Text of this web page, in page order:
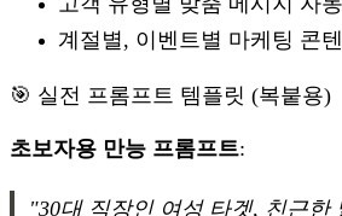
계절별, 이벤트별 마케팅 콘
🎯 실전 프롬프트 템플릿 (복붙용)
초보자용 만능 프롬프트:
"30대 직장인 여성 타겟, 친근